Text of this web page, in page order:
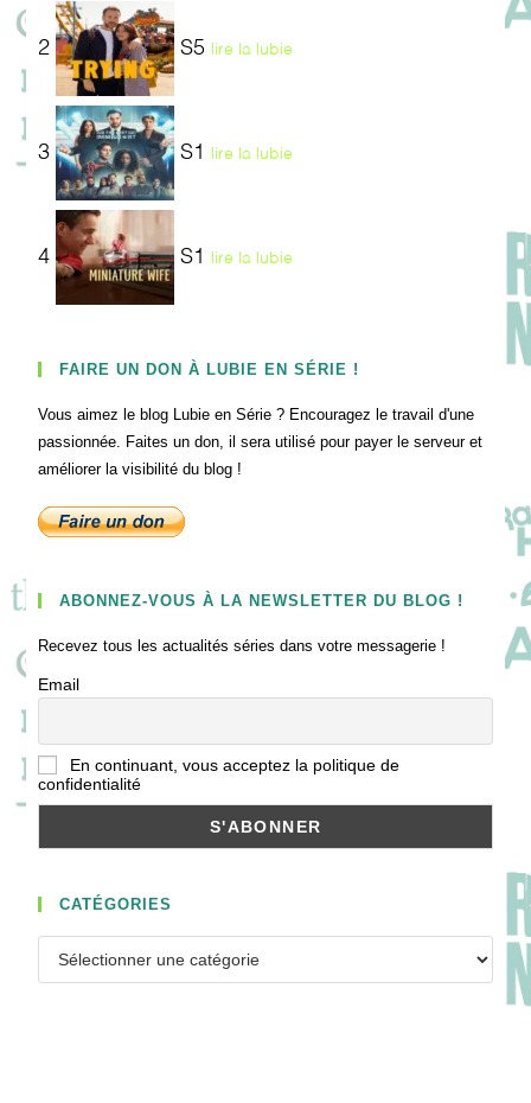
2 S5 lire la lubie
3 S1 lire la lubie
4 S1 lire la lubie
FAIRE UN DON À LUBIE EN SÉRIE !
Vous aimez le blog Lubie en Série ? Encouragez le travail d'une
passionnée. Faites un don, il sera utilisé pour payer le serveur et
améliorer la visibilité du blog !
ABONNEZ-VOUS À LA NEWSLETTER DU BLOG !
Recevez tous les actualités séries dans votre messagerie !
Email
En continuant, vous acceptez la politique de
confidentialité
CATÉGORIES
Catégories